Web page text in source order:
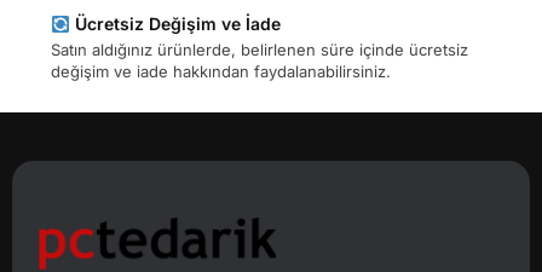
Ücretsiz Değişim ve İade
Satın aldığınız ürünlerde, belirlenen süre içinde ücretsiz
değişim ve iade hakkından faydalanabilirsiniz.